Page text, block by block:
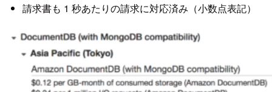
請求書も 1 秒あたりの請求に対応済み（小数点表記）